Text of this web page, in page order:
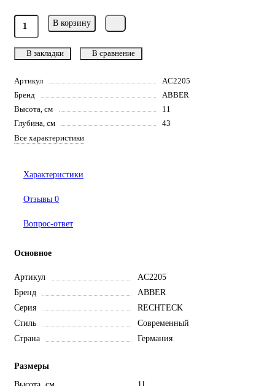
В корзину
В закладки В сравнение
Артикул
AC2205
Бренд
ABBER
Высота, см
11
Глубина, см
43
Все характеристики
Характеристики
Отзывы 0
Вопрос-ответ
Основное
Артикул
AC2205
Бренд
ABBER
Серия
RECHTECK
Стиль
Современный
Страна
Германия
Размеры